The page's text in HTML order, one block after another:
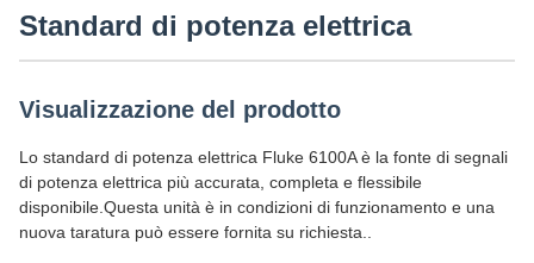
Standard di potenza elettrica
Visualizzazione del prodotto
Lo standard di potenza elettrica Fluke 6100A è la fonte di segnali
di potenza elettrica più accurata, completa e flessibile
disponibile.Questa unità è in condizioni di funzionamento e una
nuova taratura può essere fornita su richiesta..